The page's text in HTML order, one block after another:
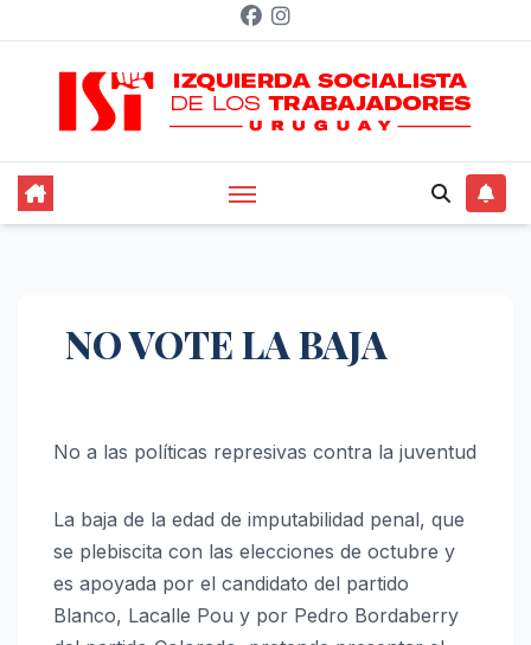
contenido
NO VOTE LA BAJA
No a las políticas represivas contra la juventud
La baja de la edad de imputabilidad penal, que
se plebiscita con las elecciones de octubre y
es apoyada por el candidato del partido
Blanco, Lacalle Pou y por Pedro Bordaberry